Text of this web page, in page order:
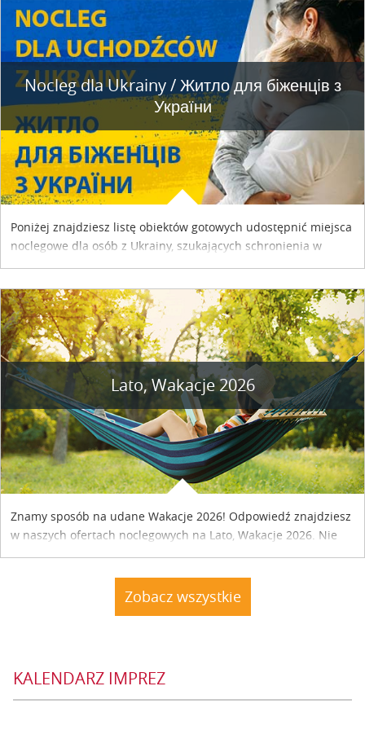
Nocleg dla Ukrainy / Житло для бiженцiв з
України
Poniżej znajdziesz listę obiektów gotowych udostępnić miejsca
noclegowe dla osób z Ukrainy, szukających schronienia w
Lato, Wakacje 2026
Znamy sposób na udane Wakacje 2026! Odpowiedź znajdziesz
w naszych ofertach noclegowych na Lato, Wakacje 2026. Nie
zwlekaj atrakcyjne noclegi czekają...
Zobacz wszystkie
KALENDARZ IMPREZ